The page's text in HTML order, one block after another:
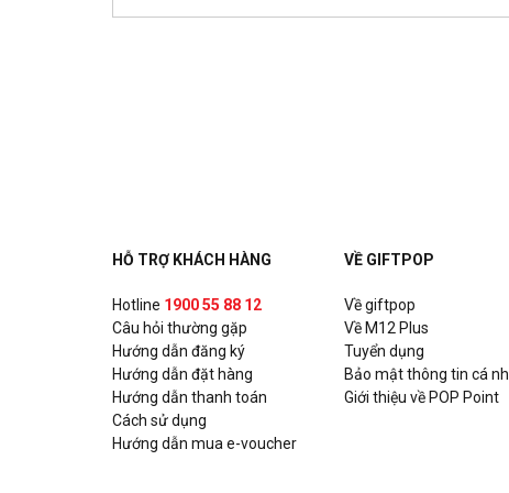
HỖ TRỢ KHÁCH HÀNG
Hotline 1900 55 88 12
Câu hỏi thường gặp
Hướng dẫn đăng ký
Hướng dẫn đặt hàng
Hướng dẫn thanh toán
Cách sử dụng
Hướng dẫn mua e-voucher
VỀ GIFTPOP
Về giftpop
Về M12 Plus
Tuyển dụng
Bảo mật thông tin cá
Giới thiệu về POP Point